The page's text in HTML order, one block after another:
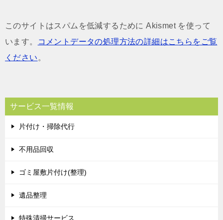
このサイトはスパムを低減するために Akismet を使って
います。
コメントデータの処理方法の詳細はこちらをご覧
ください 。
サービス一覧情報
片付け・掃除代行
不用品回収
ゴミ屋敷片付け(整理)
遺品整理
特殊清掃サービス